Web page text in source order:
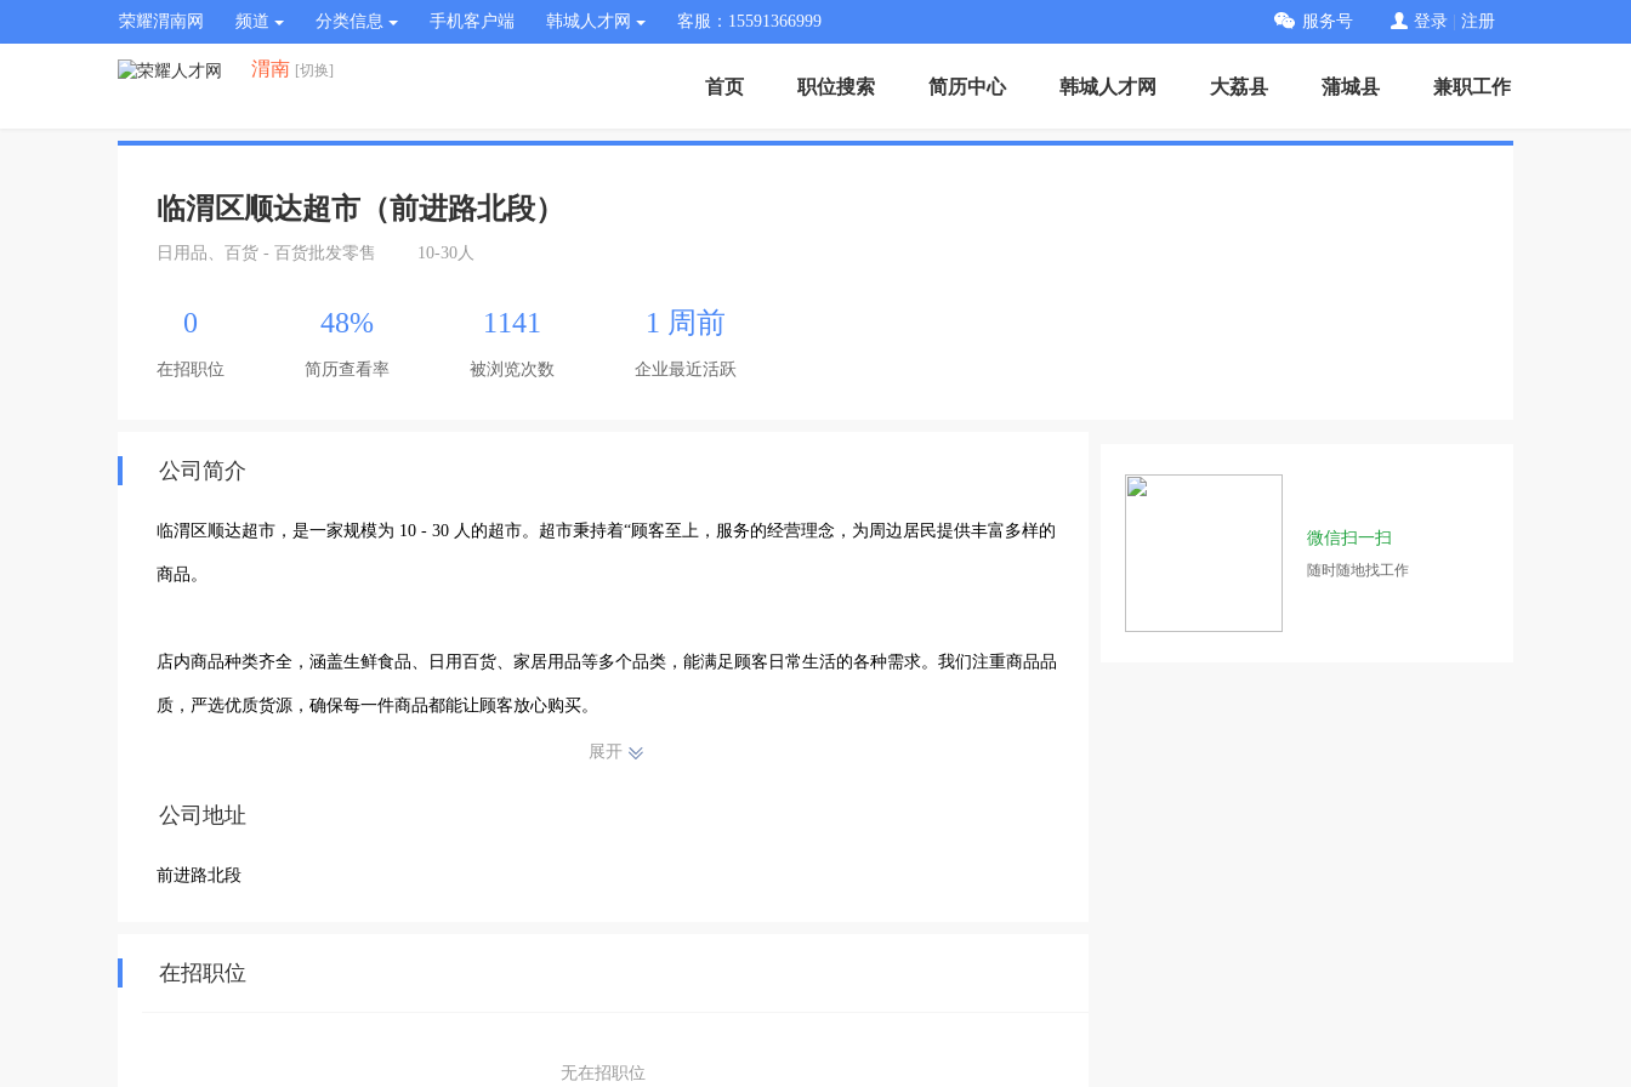
荣耀渭南网 频道 分类信息 手机客户端 韩城人才网 客服：15591366999 服务号 登录 注册
渭南 [切换]
首页 职位搜索 简历中心 韩城人才网 大荔县 蒲城县 兼职工作
临渭区顺达超市（前进路北段）
日用品、百货 - 百货批发零售 10-30人
0
在招职位
48%
简历查看率
1141
被浏览次数
1 周前
企业最近活跃
公司简介
临渭区顺达超市，是一家规模为 10 - 30 人的超市。超市秉持着“顾客至上，服务的经营理念，为周边居民提供丰富多样的
商品。
店内商品种类齐全，涵盖生鲜食品、日用百货、家居用品等多个品类，能满足顾客日常生活的各种需求。我们注重商品品
质，严选优质货源，确保每一件商品都能让顾客放心购买。
持续优化商品结构和服务质量，努力为顾客打造一个舒适、便捷的购物环境。未来，顺达超市将继续秉承初心，不断提升
展开
公司地址
前进路北段
在招职位
无在招职位
微信扫一扫
随时随地找工作